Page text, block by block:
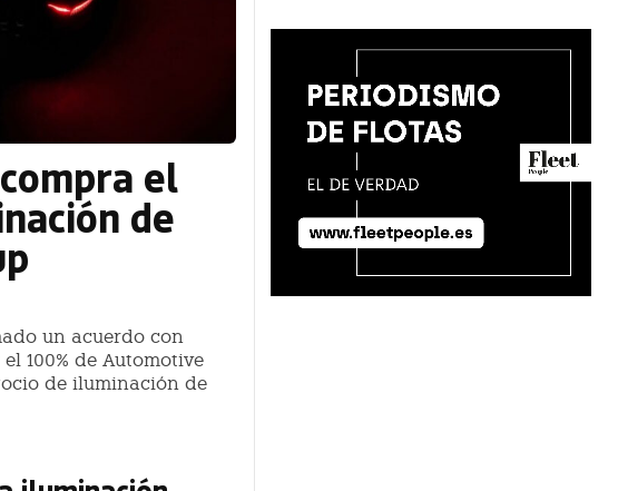
el
de
un acuerdo con
100% de Automotive
de iluminación de